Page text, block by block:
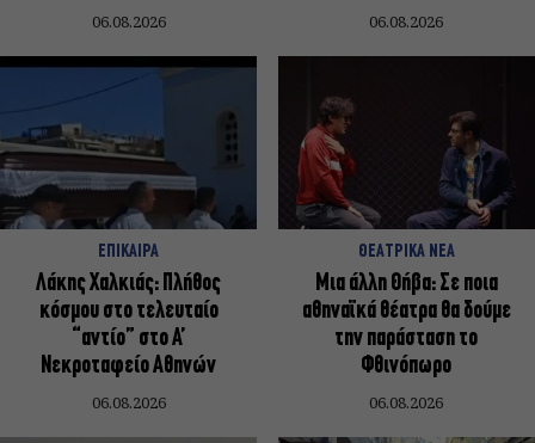
06.08.2026 06.08.2026
ΕΠΙΚΑΙΡΑ
Λάκης Χαλκιάς: Πλήθος
κόσμου στο τελευταίο
“αντίο” στο Α’
Νεκροταφείο Αθηνών
06.08.2026
ΘΕΑΤΡΙΚΑ ΝΕΑ
Μια άλλη Θήβα: Σε ποια
αθηναϊκά θέατρα θα δούμε
την παράσταση το
Φθινόπωρο
06.08.2026